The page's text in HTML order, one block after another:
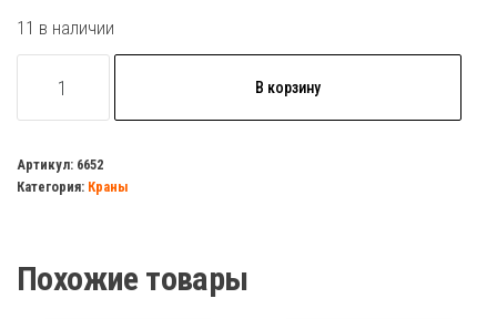
11 в наличии
товара
шаровый
1/2
бабочка
В корзину
Артикул: 6652
Категория: Краны
Похожие товары